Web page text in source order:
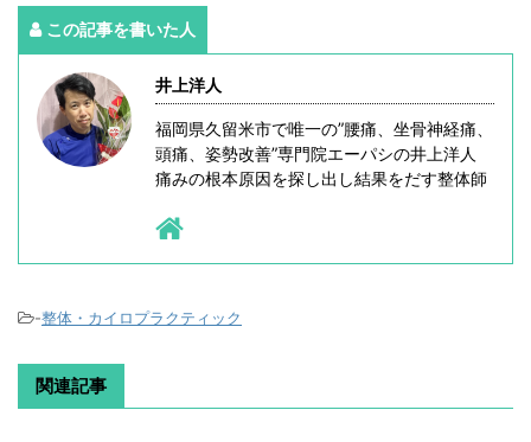
この記事を書いた人
井上洋人
福岡県久留米市で唯一の”腰痛、坐骨神経痛、
頭痛、姿勢改善”専門院エーパシの井上洋人
痛みの根本原因を探し出し結果をだす整体師
-整体・カイロプラクティック
関連記事